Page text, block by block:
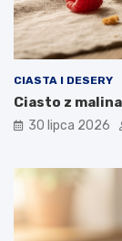
CIASTA I DESERY
Ciasto z
30 lipca 2026